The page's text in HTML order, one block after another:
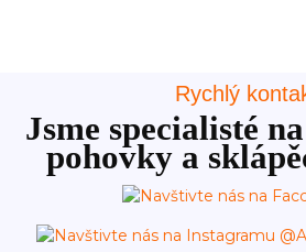
Rychlý
Jsme specialisté
pohovky a